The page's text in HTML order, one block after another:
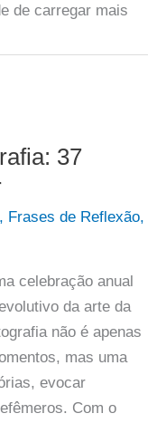
de carregar mais
37
, Frases de Reflexão,
celebração anual
da arte da
não é apenas
mas uma
evocar
Com o